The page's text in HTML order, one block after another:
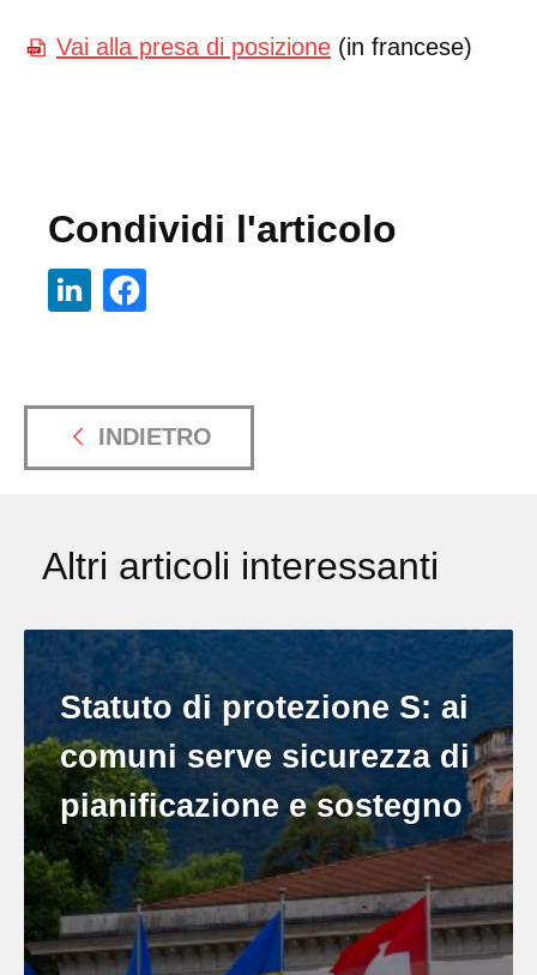
Vai alla presa di posizione (in francese)
Condividi l'articolo
INDIETRO
Altri articoli interessanti
Statuto di protezione S: ai
comuni serve sicurezza di
pianificazione e sostegno